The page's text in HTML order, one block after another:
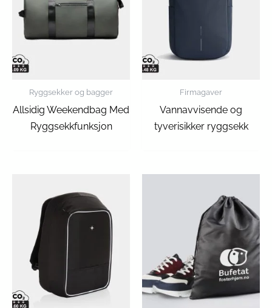
Ryggsekker og bagger
Allsidig Weekendbag Med
Ryggsekkfunksjon
Firmagaver
Vannavvisende og
tyverisikker ryggsekk